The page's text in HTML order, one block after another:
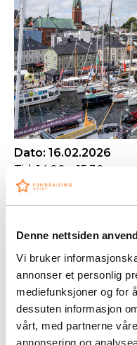
Denne nettsiden
Vi bruker
annonser et personlig
mediefunksjoner og for
dessuten informasjon
vårt, med partnerne
annonsering og
Dato: 16.02.2026
Tid: 14.00 – 15.30
Sted: Digitalt
debatt, og årets
Vår sektor har alltid
Arendalsuka, men
både fra våre
er flere